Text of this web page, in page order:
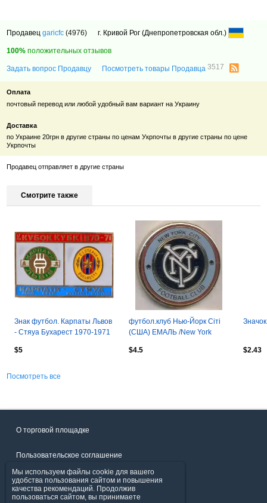
Продавецgaricfc (4976) г. Кривой Рог (Днепропетровская обл.)
100% положительных отзывов
Задать вопрос Продавцу Посмотреть товары Продавца3517
Оплата
почтовый перевод или любой удобный вам вариант на Украину
Доставка
по Украине 20грн в другие страны по ценам Укрпочты в другие страны по цене
Укрпочты
Продавец отправляет в другие страны
Смотрите также
Знак футбол. Карпаты Львов
- Стяуа Бухарест 1970-1971
$5
футбол.клуб Нью-Йорк Сіті
(США) ЕМАЛЬ /New York
pin
$4.5 $2.43
Посмотреть все
О торговой площадке
Пользовательское соглашение
Политика конфиденциальности
Мы используем файлы cookie для вашего
удобства пользования сайтом и повышения
качества рекомендаций. Продолжив
пользоваться сайтом, вы принимаете